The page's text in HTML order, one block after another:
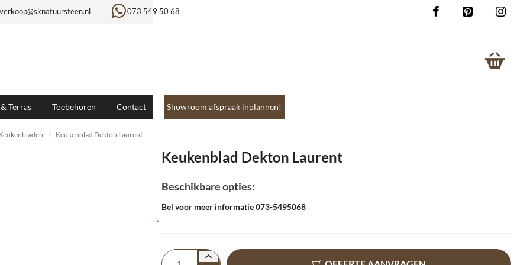
verkoop@sknatuursteen.nl 073 549 50 68
Terras Toebehoren Contact Showroom afspraak inplannen!
Keukenblad Dekton Laurent
Keukenblad Dekton Laurent
Beschikbare opties:
Bel voor meer informatie 073-5495068